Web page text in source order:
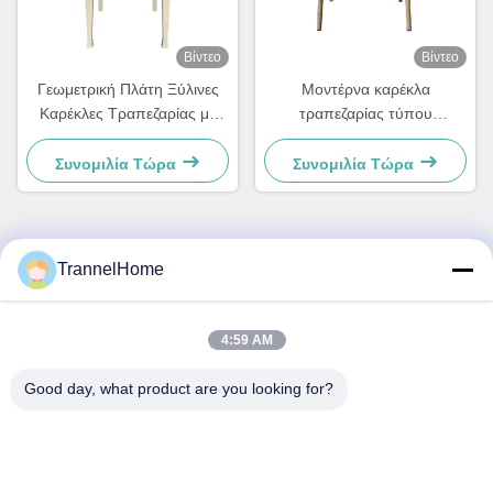
Βίντεο
Γεωμετρική Πλάτη Ξύλινες
Καρέκλες Τραπεζαρίας με
Μαξιλάρια Κομψή Αντίσταση
στην Υγρασία
Συνομιλία Τώρα
Βίντεο
Μοντέρνα καρέκλα
τραπεζαρίας τύπου
Wishbone με υφαντό
κάθισμα και δερμάτινη πλάτη
Συνομιλία Τώρα
Γρήγορη επικοινωνία
Περιοχή Linping, Πόλη Hangzhou, Επαρχία Zhejiang
TrannelHome
4:59 AM
Good day, what product are you looking for?